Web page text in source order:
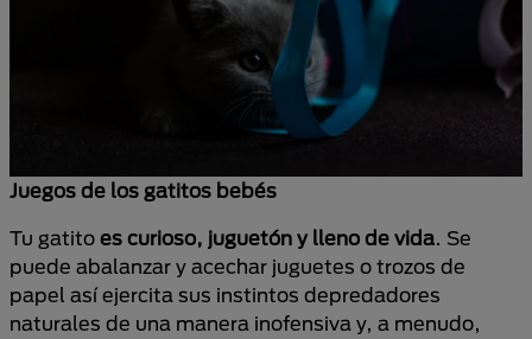
Juegos de los gatitos bebés
Tu gatito es curioso, juguetón y lleno de vida. Se
puede abalanzar y acechar juguetes o trozos de
papel así ejercita sus instintos depredadores
naturales de una manera inofensiva y, a menudo,